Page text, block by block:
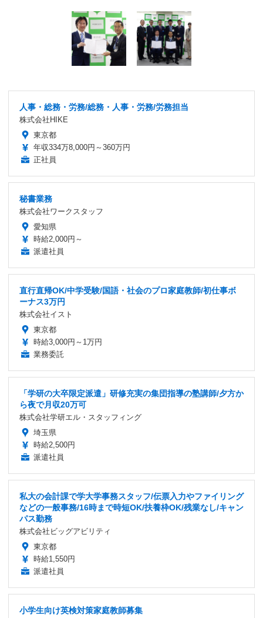
人事・総務・労務/総務・人事・労務/労務担当
株式会社HIKE
東京都
年収334万8,000円～360万円
正社員
秘書業務
株式会社ワークスタッフ
愛知県
時給2,000円～
派遣社員
直行直帰OK/中学受験/国語・社会のプロ家庭教師/初仕事ボ
ーナス3万円
株式会社イスト
東京都
時給3,000円～1万円
業務委託
「学研の大卒限定派遣」研修充実の集団指導の塾講師/夕方か
ら夜で月収20万可
株式会社学研エル・スタッフィング
埼玉県
時給2,500円
派遣社員
私大の会計課で学大学事務スタッフ/伝票入力やファイリング
などの一般事務/16時まで時短OK/扶養枠OK/残業なし/キャン
パス勤務
株式会社ビッグアビリティ
東京都
時給1,550円
派遣社員
小学生向け英検対策家庭教師募集